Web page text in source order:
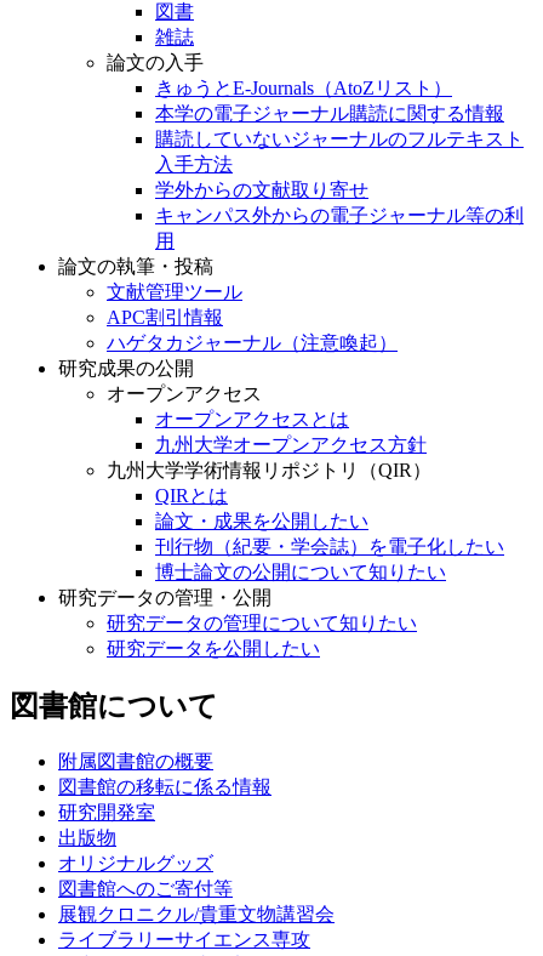
図書
雑誌
論文の入手
きゅうとE-Journals（AtoZリスト）
本学の電子ジャーナル購読に関する情報
購読していないジャーナルのフルテキスト
入手方法
学外からの文献取り寄せ
キャンパス外からの電子ジャーナル等の利
用
論文の執筆・投稿
文献管理ツール
APC割引情報
ハゲタカジャーナル（注意喚起）
研究成果の公開
オープンアクセス
オープンアクセスとは
九州大学オープンアクセス方針
九州大学学術情報リポジトリ（QIR）
QIRとは
論文・成果を公開したい
刊行物（紀要・学会誌）を電子化したい
博士論文の公開について知りたい
研究データの管理・公開
研究データの管理について知りたい
研究データを公開したい
図書館について
附属図書館の概要
図書館の移転に係る情報
研究開発室
出版物
オリジナルグッズ
図書館へのご寄付等
展観クロニクル/貴重文物講習会
ライブラリーサイエンス専攻